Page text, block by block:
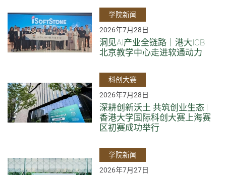
学院新闻
2026年7月28日
洞见AI产业全链路｜港大ICB
北京教学中心走进软通动力
科创大赛
2026年7月28日
深耕创新沃土 共筑创业生态 |
香港大学国际科创大赛上海赛
区初赛成功举行
学院新闻
2026年7月27日